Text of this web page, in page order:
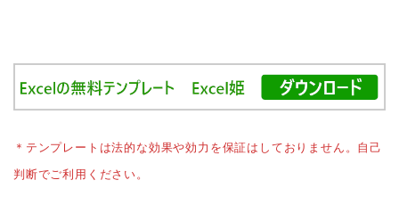
＊テンプレートは法的な効果や効力を保証はしておりません。自己
判断でご利用ください。